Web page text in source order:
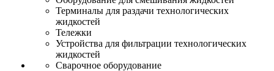
Терминалы для раздачи технологических
жидкостей
Тележки
Устройства для фильтрации технологических
жидкостей
Сварочное оборудование